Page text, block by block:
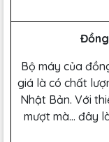
Bộ máy của
giá là có chất
Nhật Bản. Với
mượt mà… đây